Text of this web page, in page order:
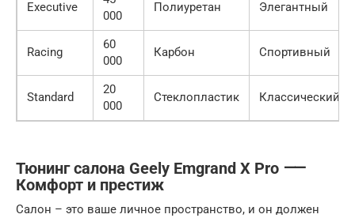
Executive
000
Полиуретан Элегантный
Racing
60
000
Карбон Спортивный
Standard
20
000
Стеклопластик Классический
Тюнинг салона Geely Emgrand X Pro ⸺
Комфорт и престиж
Салон – это ваше личное пространство, и он должен